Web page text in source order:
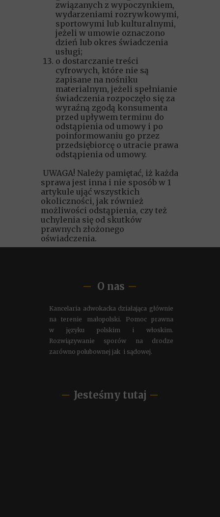
Jesteśmy tutaj
Kancelaria adwokacka działająca głównie
na terenie małopolski. Pomoc prawna
w języku polskim i włoskim.
Rozwiązywanie sporów na drodze
zarówno polubownej jak i sądowej.
O nas
związanych z wypoczynkiem,
wydarzeniami rozrywkowymi,
sportowymi lub kulturalnymi,
jeżeli w umowie oznaczono
dzień lub okres świadczenia
usługi;
o dostarczanie treści
cyfrowych, które nie są
zapisane na nośniku
materialnym, jeżeli spełnianie
świadczenia rozpoczęło się za
wyraźną zgodą konsumenta
przed upływem terminu do
odstąpienia od umowy i po
poinformowaniu go przez
przedsiębiorcę o utracie prawa
odstąpienia od umowy.
UWAGA! Należy pamiętać, iż każda
sprawa jest inna i nie sposób w 1
artykule ująć wszystkich
okoliczności, jak również
możliwości odstąpienia, czy też
uchylenia się od skutków
prawnych złożonego
oświadczenia.